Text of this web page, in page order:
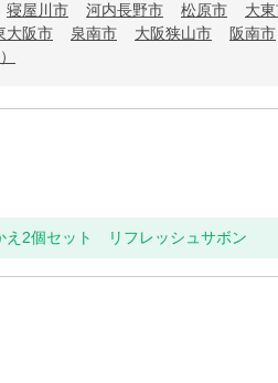
寝屋川市 河内長野市 松原市 大
大阪市 泉南市 大阪狭山市
阪南市
2個セット リフレッシュサボン